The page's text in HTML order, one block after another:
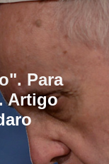
Para
Artigo